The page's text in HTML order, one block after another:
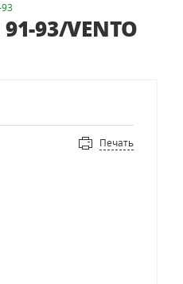
93/VENTO
Печать